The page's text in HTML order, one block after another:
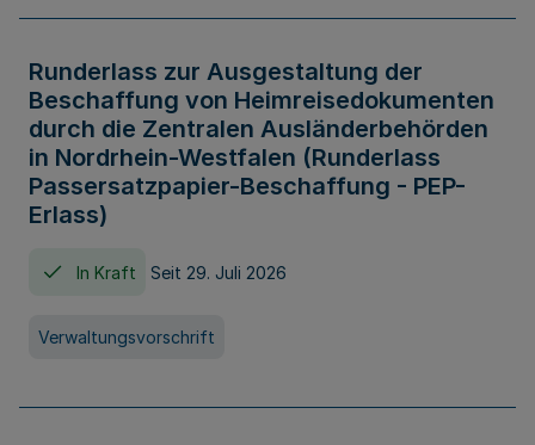
Runderlass zur Ausgestaltung der
Beschaffung von Heimreisedokumenten
durch die Zentralen Ausländerbehörden
in Nordrhein-Westfalen (Runderlass
Passersatzpapier-Beschaffung - PEP-
Erlass)
In Kraft Seit 29. Juli 2026
Verwaltungsvorschrift